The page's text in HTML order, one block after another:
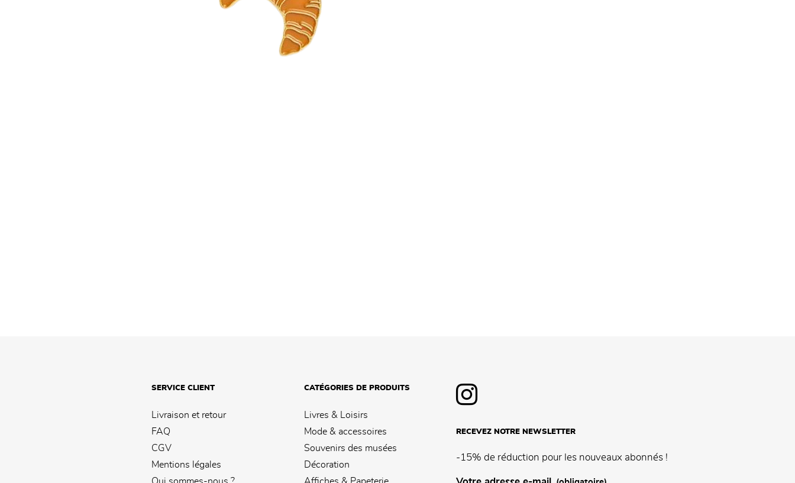
SERVICE CLIENT
Livraison et retour
FAQ
CGV
Mentions légales
CATÉGORIES DE PRODUITS
Livres & Loisirs
Mode & accessoires
Souvenirs des musées
Décoration
RECEVEZ NOTRE NEWSLETTER
-15% de réduction pour les nouveaux abonnés !